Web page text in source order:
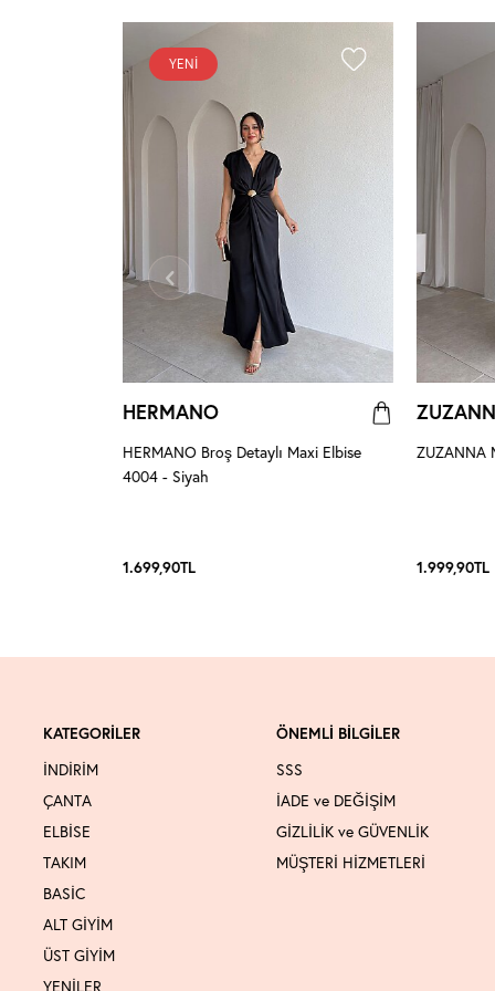
YENI
HERMANO
HERMANO Broş Detaylı Maxi Elbise
4004 - Siyah
1.699,90TL
ZUZANNA
1.999,90TL
KATEGORİLER
İNDİRİM
ÇANTA
ELBİSE
TAKIM
BASİC
ALT GİYİM
ÜST GİYİM
YENİLER
ÖNEMLİ BİLGİLER
SSS
İADE ve DEĞİŞİM
GİZLİLİK ve GÜVENLİK
MÜŞTERİ HİZMETLERİ